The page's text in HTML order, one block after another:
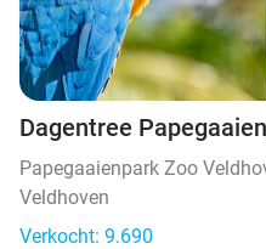
Dagentree
Papegaaienpark Zoo
Veldhoven
Verkocht: 9.690